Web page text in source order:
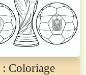
Coloriage